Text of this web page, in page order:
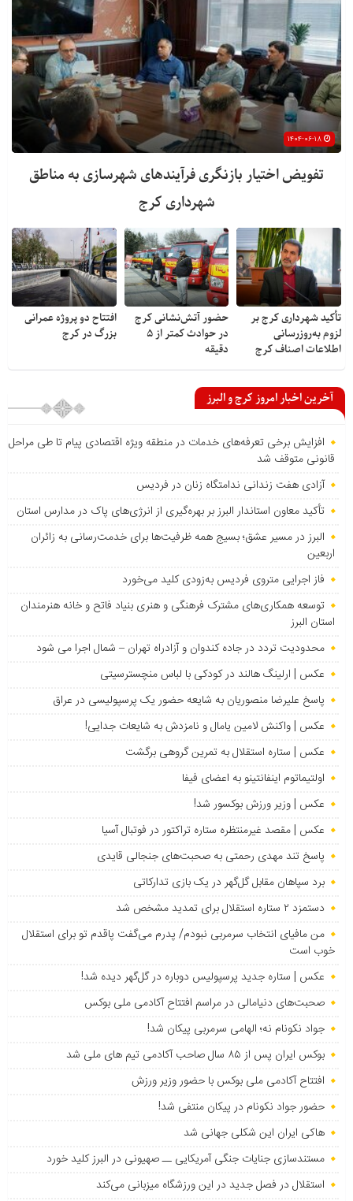
تفویض اختیار بازنگری فرآیندهای شهرسازی به مناطق
شهرداری کرج
تأکید شهرداری کرج بر
لزوم به‌روزرسانی
اطلاعات اصناف کرج
حضور آتش‌نشانی کرج
در حوادث کمتر از ۵
دقیقه
افتتاح دو پروژه عمرانی
بزرگ در کرج
آخرین اخبار امروز کرج و البرز
افزایش برخی تعرفه‌های خدمات در منطقه ویژه اقتصادی پیام تا طی مراحل
قانونی متوقف شد
آزادی هفت زندانی ندامتگاه زنان در فردیس
تأکید معاون استاندار البرز بر بهره‌گیری از انرژی‌های پاک در مدارس استان
البرز در مسیر عشق؛ بسیج همه ظرفیت‌ها برای خدمت‌رسانی به زائران
اربعین
فاز اجرایی متروی فردیس به‌زودی کلید می‌خورد
توسعه همکاری‌های مشترک فرهنگی و هنری بنیاد فاتح و خانه هنرمندان
استان البرز
محدودیت تردد در جاده کندوان و آزادراه تهران – شمال اجرا می شود
عکس | ارلینگ هالند در کودکی با لباس منچسترسیتی
پاسخ علیرضا منصوریان به شایعه حضور یک پرسپولیسی در عراق
عکس | واکنش لامین یامال و نامزدش به شایعات جدایی!
عکس | ستاره استقلال به تمرین گروهی برگشت
اولتیماتوم اینفانتینو به اعضای فیفا
عکس | وزیر ورزش بوکسور شد!
عکس | مقصد غیرمنتظره ستاره تراکتور در فوتبال آسیا
پاسخ تند مهدی رحمتی به صحبت‌های جنجالی قایدی
برد سپاهان مقابل گل‌گهر در یک بازی تدارکاتی
دستمزد ۲ ستاره استقلال برای تمدید مشخص شد
من مافیای انتخاب سرمربی نبودم/ پدرم می‌گفت پاقدم تو برای استقلال
خوب است
عکس | ستاره جدید پرسپولیس دوباره در گل‌گهر دیده شد!
صحبت‌های دنیامالی در مراسم افتتاح آکادمی ملی بوکس
جواد نکونام نه؛ الهامی سرمربی پیکان شد!
بوکس ایران پس از ۸۵ سال صاحب آکادمی تیم های ملی شد
افتتاح آکادمی ملی بوکس با حضور وزیر ورزش
حضور جواد نکونام در پیکان منتفی شد!
هاکی ایران این شکلی جهانی شد
مستندسازی جنایات جنگی آمریکایی ــ صهیونی در البرز کلید خورد
استقلال در فصل جدید در این ورزشگاه میزبانی می‌کند